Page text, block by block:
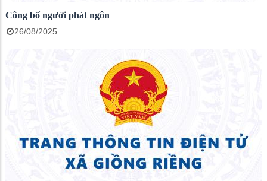
Công bố người phát ngôn
26/08/2025